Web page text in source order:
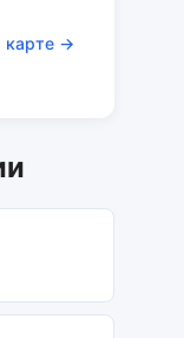
карте →